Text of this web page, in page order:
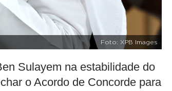
Foto: XPB Images
Sulayem na estabilidade do
o Acordo de Concorde para